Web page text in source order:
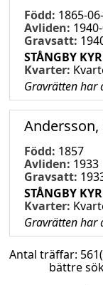
Född: 1865-
Avliden:
Gravsatt:
STÅNGBY
Kvarter:
Gravrätten
Andersson,
Född: 1857
Avliden: 1933
Gravsatt:
STÅNGBY
Kvarter:
Gravrätten
Antal träffar: 561
bättre